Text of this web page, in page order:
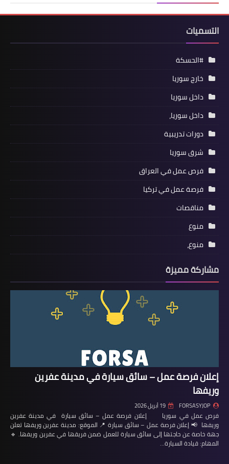
التسميات
#الحسكة
خارج سوريا
داخل سوريا
داخل سوريا،
دورات تدريبية
شرق سوريا
فرص عمل في العراق
فرصة عمل في تركيا
مناقصات
منوع
منوع،
مشاركة مميزة
إعلان فرصة عمل – سائق سيارة في مدينة عفرين
وريفها
FORSASYJOP 19 أبريل 2026
فرص عمل في سوريا إعلان فرصة عمل – سائق سيارة في مدينة عفرين
وريفها 📢 إعلان فرصة عمل – سائق سيارة 📍 الموقع: مدينة عفرين وريفها تعلن
جهة خاصة عن حاجتها إلى سائق سيارة للعمل ضمن فريقها في عفرين وريفها. 🔹
المهام: قيادة السيارة…